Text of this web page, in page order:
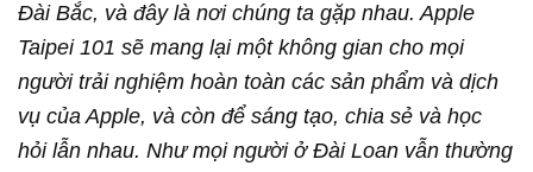
Đài Bắc, và đây là nơi chúng ta gặp nhau. Apple
Taipei 101 sẽ mang lại một không gian cho mọi
người trải nghiệm hoàn toàn các sản phẩm và dịch
vụ của Apple, và còn để sáng tạo, chia sẻ và học
hỏi lẫn nhau. Như mọi người ở Đài Loan vẫn thường